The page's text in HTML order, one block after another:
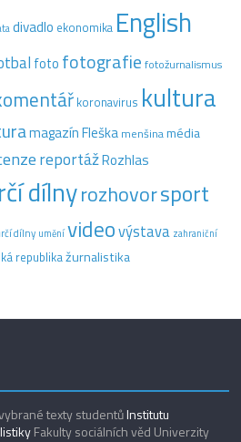
divadlo ekonomika English
foto fotografie fotožurnalismus
koronavirus kultura
magazín Fleška menšinamédia
reportážRozhlas
dílnyrozhovorsport
dílny uměnívideovýstava zahraniční
republikažurnalistika
texty studentůInstitutu
Fakulty sociálních věd Univerzity